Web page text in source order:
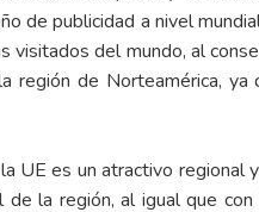
de publicidad a nivel
visitados del mundo, al
región de Norteamérica,
UE es un atractivo
la región, al igual que